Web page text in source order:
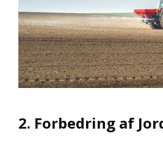
2. Forbedring af